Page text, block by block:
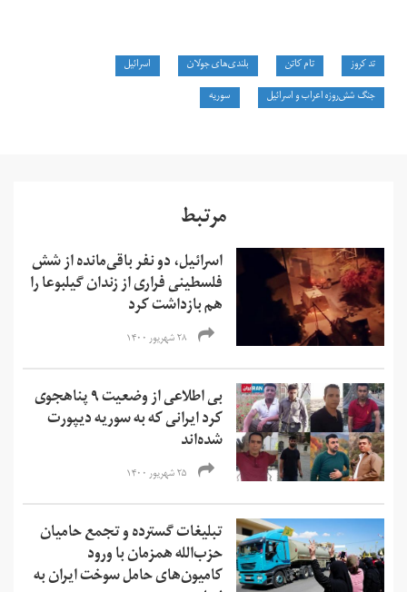
تد کروز تام کاتن بلندی‌های جولان
اسرائیل
جنگ شش‌روزه اعراب و اسرائيل
سوریه
مرتبط
اسرائیل، دو نفر باقی‌مانده از شش
فلسطینی فراری از زندان گیلبوعا را
هم بازداشت کرد
۲۸ شهریور ۱۴۰۰
بی اطلاعی از وضعیت ۹ پناهجوی
کرد ایرانی که به سوریه دیپورت
شده‌اند
۲۵ شهریور ۱۴۰۰
تبلیغات گسترده و تجمع حامیان
حزب‌الله همزمان با ورود
کامیون‌های حامل سوخت ایران به